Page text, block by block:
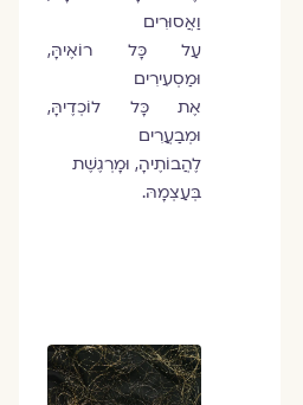
וַאֲסוּרִים
עַל כָּל רוֹאֶיהָּ,
וּמַסְעִירִים
אֶת כָּל לוֹכְדֶיהָּ,
וּמְבַעֲרִים
לֶהֲבוֹתֶיהָ, וּמָרְגֶשֶׁת
בְּעַצְמָהּ.